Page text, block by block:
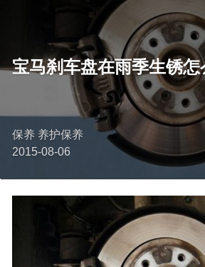
宝马刹车盘在雨季生锈怎
保养 养护保养
2015-08-06